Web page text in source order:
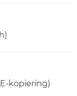
kopiering)